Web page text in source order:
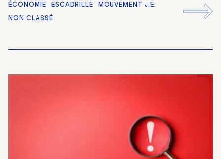
ÉCONOMIE ESCADRILLE
MOUVEMENT J.E.
NON CLASSÉ